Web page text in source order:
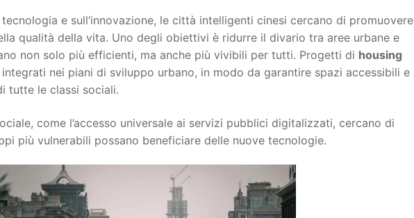
tecnologia e sull’innovazione, le città intelligenti cinesi cercano di promuovere
qualità della vita. Uno degli obiettivi è ridurre il divario tra aree urbane e
non solo più efficienti, ma anche più vivibili per tutti. Progetti di housing
nei piani di sviluppo urbano, in modo da garantire spazi accessibili e
tutte le classi sociali.
come l’accesso universale ai servizi pubblici digitalizzati, cercano di
più vulnerabili possano beneficiare delle nuove tecnologie.